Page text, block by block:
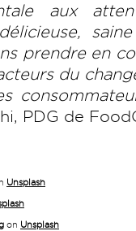
aux
prendre en
du
PDG de
Unsplash
on Unsplash